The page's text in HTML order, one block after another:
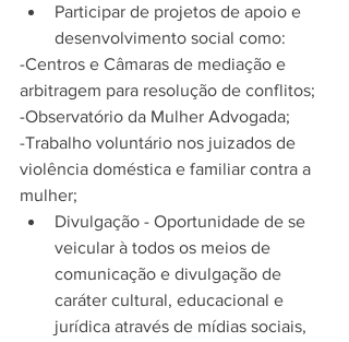
​Participar de projetos de apoio e
desenvolvimento social como:
-Centros e Câmaras de mediação e
arbitragem para resolução de conflitos;
-Observatório da Mulher Advogada;
-Trabalho voluntário nos juizados de
violência doméstica e familiar contra a
mulher;
Divulgação - Oportunidade de se
veicular à todos os meios de
comunicação e divulgação de
caráter cultural, educacional e
jurídica através de mídias sociais,